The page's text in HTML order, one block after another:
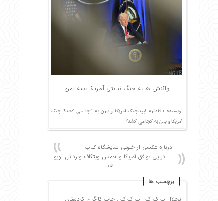
واکنش ها به جنگ نیابتی آمریکا علیه یمن
نویسنده : فاطمه نبیدجنگ آمریکا و یمن به کجا می کشد؟ جنگ
آمریکا و یمن به کجا می کشد؟
درباره عکسی از خلوتی نمایشگاه کتاب
در پی توافق آمریکا و حماس ویتکاف وارد تل آویو
شد
برچسب ها
انحلال پ ک ک , پ ک ک , حزب کارگران کردستان